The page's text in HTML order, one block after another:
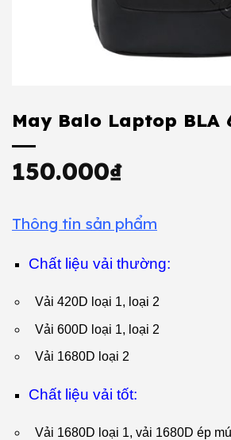
May Balo Laptop BLA
150.000₫
Thông tin sản phẩm
Chất liệu vải thường:
Vải 420D loại 1, loại 2
Vải 600D loại 1, loại 2
Vải 1680D loại 2
Chất liệu vải tốt:
Vải 1680D loại 1, vải 1680D ép